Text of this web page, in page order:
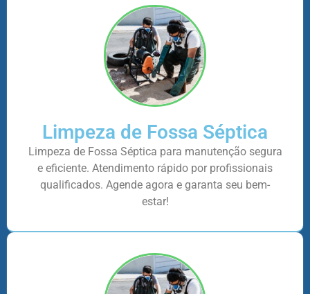
Limpeza de Fossa Séptica
Limpeza de Fossa Séptica para manutenção segura
e eficiente. Atendimento rápido por profissionais
qualificados. Agende agora e garanta seu bem-
estar!